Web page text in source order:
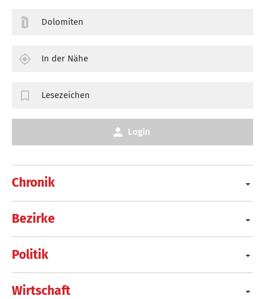
Chronik
Bezirke
Politik
Wirtschaft
Dolomiten
In der Nähe
Lesezeichen
Login